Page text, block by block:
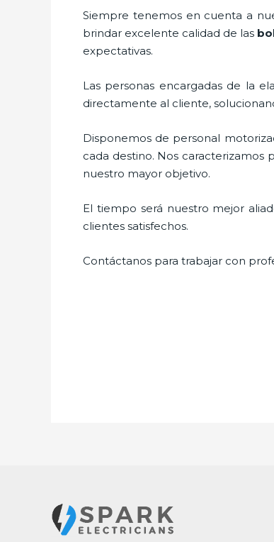
Siempre tenemos en cuenta a
brindar excelente calidad de las
expectativas.
Las personas encargadas de la
directamente al cliente,
Disponemos de personal
cada destino. Nos caracterizamos
nuestro mayor objetivo.
El tiempo será nuestro mejor
clientes satisfechos.
Contáctanos para trabajar con